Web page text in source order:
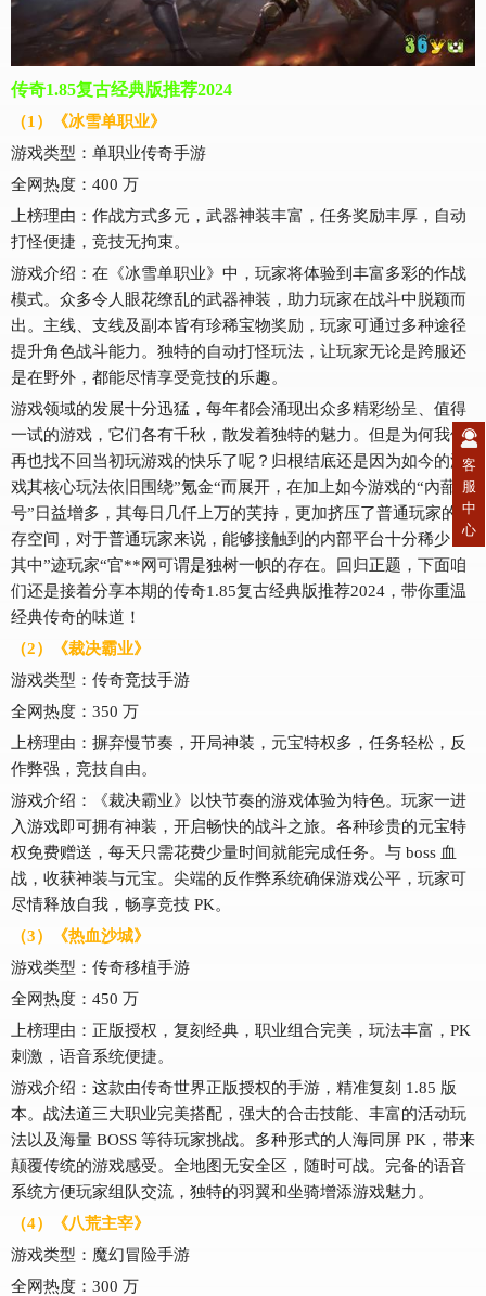
传奇1.85复古经典版推荐2024
（1）《冰雪单职业》
游戏类型：单职业传奇手游
全网热度：400 万
上榜理由：作战方式多元，武器神装丰富，任务奖励丰厚，自动
打怪便捷，竞技无拘束。
游戏介绍：在《冰雪单职业》中，玩家将体验到丰富多彩的作战
模式。众多令人眼花缭乱的武器神装，助力玩家在战斗中脱颖而
出。主线、支线及副本皆有珍稀宝物奖励，玩家可通过多种途径
提升角色战斗能力。独特的自动打怪玩法，让玩家无论是跨服还
是在野外，都能尽情享受竞技的乐趣。
游戏领域的发展十分迅猛，每年都会涌现出众多精彩纷呈、值得
一试的游戏，它们各有千秋，散发着独特的魅力。但是为何我们
再也找不回当初玩游戏的快乐了呢？归根结底还是因为如今的游
戏其核心玩法依旧围绕”氪金“而展开，在加上如今游戏的“內蔀
号”日益增多，其每日几仟上万的芙持，更加挤压了普通玩家的生
存空间，对于普通玩家来说，能够接触到的内部平台十分稀少，
其中”迹玩家“官**网可谓是独树一帜的存在。回归正题，下面咱
们还是接着分享本期的传奇1.85复古经典版推荐2024，带你重温
经典传奇的味道！
（2）《裁决霸业》
游戏类型：传奇竞技手游
全网热度：350 万
上榜理由：摒弃慢节奏，开局神装，元宝特权多，任务轻松，反
作弊强，竞技自由。
游戏介绍：《裁决霸业》以快节奏的游戏体验为特色。玩家一进
入游戏即可拥有神装，开启畅快的战斗之旅。各种珍贵的元宝特
权免费赠送，每天只需花费少量时间就能完成任务。与 boss 血
战，收获神装与元宝。尖端的反作弊系统确保游戏公平，玩家可
尽情释放自我，畅享竞技 PK。
（3）《热血沙城》
游戏类型：传奇移植手游
全网热度：450 万
上榜理由：正版授权，复刻经典，职业组合完美，玩法丰富，PK
刺激，语音系统便捷。
游戏介绍：这款由传奇世界正版授权的手游，精准复刻 1.85 版
本。战法道三大职业完美搭配，强大的合击技能、丰富的活动玩
法以及海量 BOSS 等待玩家挑战。多种形式的人海同屏 PK，带来
颠覆传统的游戏感受。全地图无安全区，随时可战。完备的语音
系统方便玩家组队交流，独特的羽翼和坐骑增添游戏魅力。
（4）《八荒主宰》
游戏类型：魔幻冒险手游
全网热度：300 万
客
服
中
心